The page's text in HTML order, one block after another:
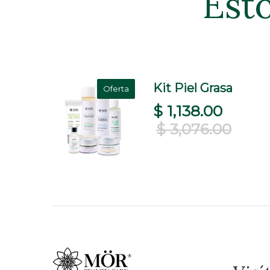
Oferta Kit Piel Grasa
$ 1,138.00
$ 3,076.00